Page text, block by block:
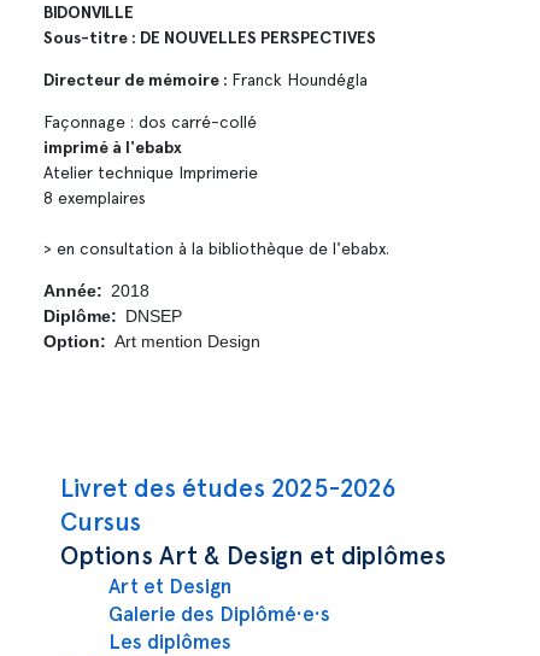
Navigation principale
Livret des études 2025-2026
Cursus
Options Art & Design et diplômes
Art et Design
Galerie des Diplômé·e·s
Les diplômes
BIDONVILLE
Sous-titre : DE NOUVELLES PERSPECTIVES
Directeur de mémoire : Franck Houndégla
Façonnage : dos carré-collé
imprimé à l'ebabx
Atelier technique Imprimerie
8 exemplaires
> en consultation à la bibliothèque de l'ebabx.
Année
2018
Diplôme
DNSEP
Option
Art mention Design